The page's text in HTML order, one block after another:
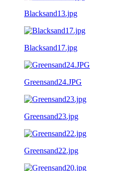
Blacksand13.jpg
Blacksand17.jpg
Greensand24.JPG
Greensand23.jpg
Greensand22.jpg